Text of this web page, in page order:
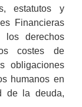
estatutos y
Financieras
los derechos
costes de
obligaciones
humanos en
de la deuda,